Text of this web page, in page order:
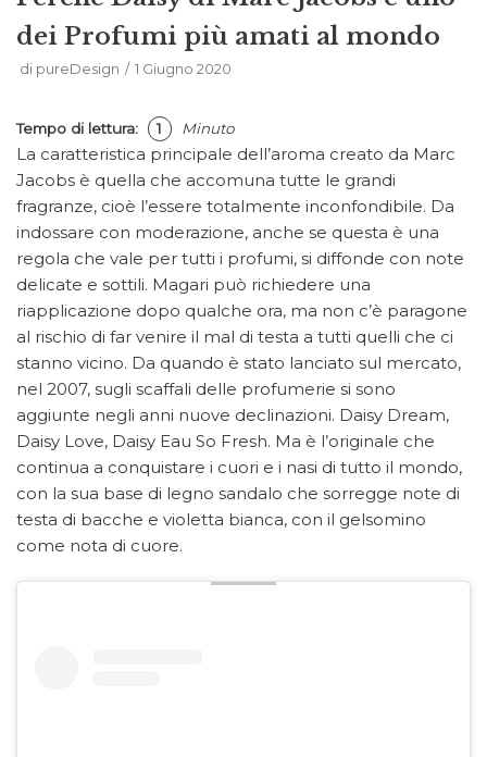
dei Profumi più amati al mondo
di pureDesign 1 Giugno 2020
Tempo di lettura: 1 Minuto
La caratteristica principale dell’aroma creato da Marc
Jacobs è quella che accomuna tutte le grandi
fragranze, cioè l’essere totalmente inconfondibile. Da
indossare con moderazione, anche se questa è una
regola che vale per tutti i profumi, si diffonde con note
delicate e sottili. Magari può richiedere una
riapplicazione dopo qualche ora, ma non c’è paragone
al rischio di far venire il mal di testa a tutti quelli che ci
stanno vicino. Da quando è stato lanciato sul mercato,
nel 2007, sugli scaffali delle profumerie si sono
aggiunte negli anni nuove declinazioni. Daisy Dream,
Daisy Love, Daisy Eau So Fresh. Ma è l’originale che
continua a conquistare i cuori e i nasi di tutto il mondo,
con la sua base di legno sandalo che sorregge note di
testa di bacche e violetta bianca, con il gelsomino
come nota di cuore.